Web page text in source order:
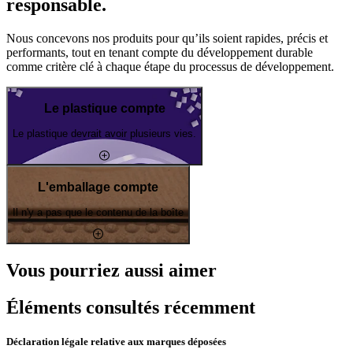
responsable.
Nous concevons nos produits pour qu’ils soient rapides, précis et
performants, tout en tenant compte du développement durable
comme critère clé à chaque étape du processus de développement.
Le plastique compte
Le plastique devrait avoir plusieurs vies.
L'emballage compte
Il n'y a pas que le contenu de la boîte
Vous pourriez aussi aimer
Éléments consultés récemment
Déclaration légale relative aux marques déposées